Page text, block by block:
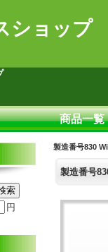
ショップ
商品一覧
製造番号830
製造番号
円